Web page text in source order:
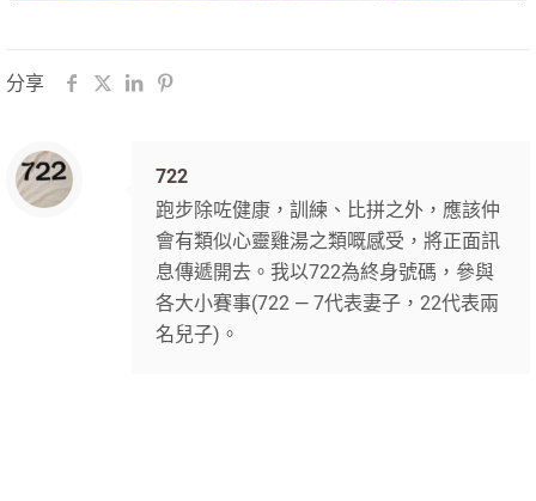
分享
722
跑步除咗健康，訓練、比拼之外，應該仲
會有類似心靈雞湯之類嘅感受，將正面訊
息傳遞開去。我以722為終身號碼，參與
各大小賽事(722 — 7代表妻子，22代表兩
名兒子)。